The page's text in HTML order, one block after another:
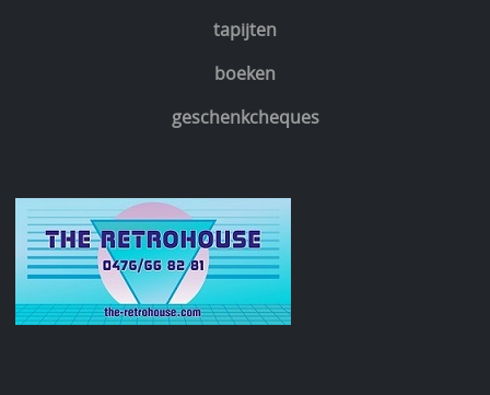
tapijten
boeken
geschenkcheques